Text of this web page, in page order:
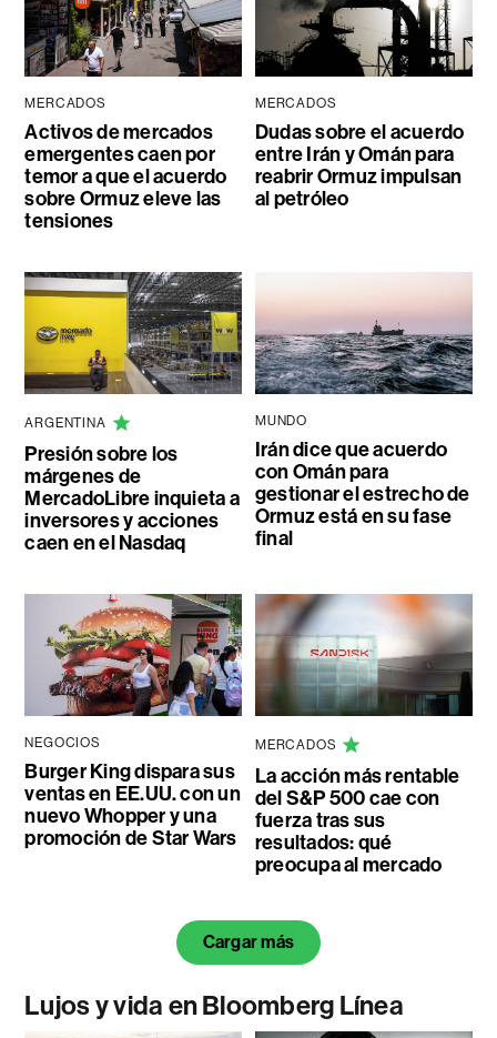
MERCADOS
Activos de mercados
emergentes caen por
temor a que el acuerdo
sobre Ormuz eleve las
tensiones
MERCADOS
Dudas sobre el acuerdo
entre Irán y Omán para
reabrir Ormuz impulsan
al petróleo
ARGENTINA
Presión sobre los
márgenes de
MercadoLibre inquieta a
inversores y acciones
caen en el Nasdaq
MUNDO
Irán dice que acuerdo
con Omán para
gestionar el estrecho de
Ormuz está en su fase
final
NEGOCIOS
Burger King dispara sus
ventas en EE.UU. con un
nuevo Whopper y una
promoción de Star Wars
MERCADOS
La acción más rentable
del S&P 500 cae con
fuerza tras sus
resultados: qué
preocupa al mercado
Cargar más
Lujos y vida en Bloomberg Línea